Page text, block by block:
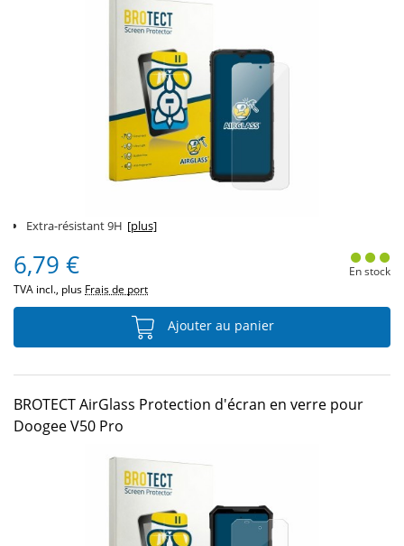
Extra-résistant 9H [plus]
6,79 €
TVA incl., plus Frais de port
En stock
Ajouter au panier
BROTECT AirGlass Protection d'écran en verre pour
Doogee V50 Pro